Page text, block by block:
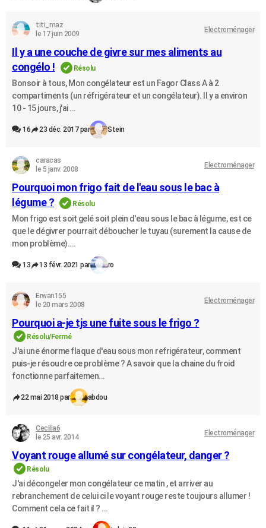
titi_maz
le 17 juin 2009
Electroménager
Il y a une couche de givre sur mes aliments au
congélo !
Résolu
Bonsoir à tous, Mon congélateur est un Fagor Class A à 2
compartiments (un réfrigérateur et un congélateur). Il y a environ
10 - 15 jours, j'ai ...
16 23 déc. 2017 par Stein
caracas
le 5 janv. 2008
Electroménager
Pourquoi mon frigo fait de l'eau sous le bac à
légume ?
Résolu
Mon frigo est soit gelé soit plein d'eau sous le bac à légume, est ce
que le dégivrer pourrait déboucher le tuyau (surement la cause de
mon problème)....
13 13 févr. 2021 par ro
Erwan155
le 20 mars 2008
Electroménager
Pourquoi a-je tjs une fuite sous le frigo ?
Résolu/Fermé
J'ai une énorme flaque d'eau sous mon refrigérateur, comment
puis-je résoudre ce problème ? A savoir que la chaine du froid
fonctionne parfaitemen...
22 mai 2018 par abdou
Cecilia6
le 25 avr. 2014
Electroménager
Voyant rouge allumé sur congélateur, danger ?
Résolu
J'ai décongeler mon congélateur ce matin , et arriver au
rebranchement de celui ci le voyant rouge reste toujours allumer !
Comment cela ce fait il ? ...